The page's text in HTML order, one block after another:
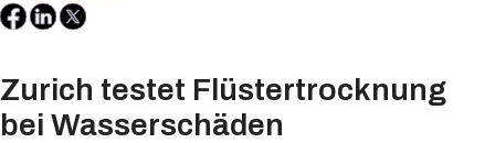
Zurich testet Flüstertrocknung
bei Wasserschäden